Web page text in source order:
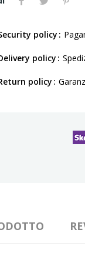
policy
policy
policy